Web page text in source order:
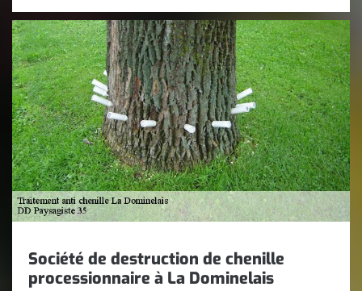
Société de destruction de chenille
processionnaire à La Dominelais